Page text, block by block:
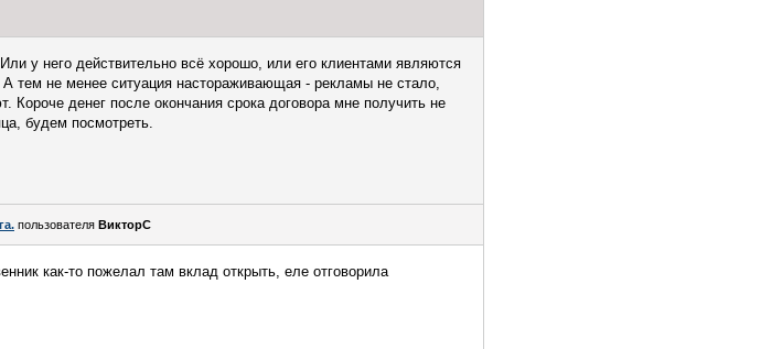
у него действительно всё хорошо, или его клиентами являются
тем не менее ситуация настораживающая - рекламы не стало,
Короче денег после окончания срока договора мне получить не
будем посмотреть.
пользователя ВикторС
как-то пожелал там вклад открыть, еле отговорила